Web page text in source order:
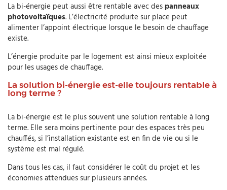
La bi-énergie peut aussi être rentable avec des panneaux
photovoltaïques. L’électricité produite sur place peut
alimenter l’appoint électrique lorsque le besoin de chauffage
existe.
L’énergie produite par le logement est ainsi mieux exploitée
pour les usages de chauffage.
La solution bi-énergie est-elle toujours rentable à
long terme ?
La bi-énergie est le plus souvent une solution rentable à long
terme. Elle sera moins pertinente pour des espaces très peu
chauffés, si l’installation existante est en fin de vie ou si le
système est mal régulé.
Dans tous les cas, il faut considérer le coût du projet et les
économies attendues sur plusieurs années.